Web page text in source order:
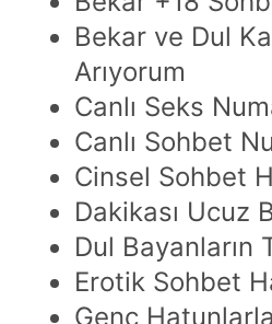
Bekar ve Dul
Arıyorum
Canlı Seks
Canlı Sohbet
Cinsel Sohbet
Dakikası Ucuz
Dul Bayanların
Erotik Sohbet
Genç